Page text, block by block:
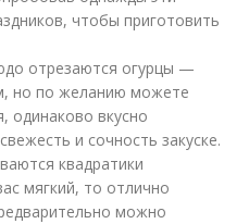
чтобы приготовить
отрезаются огурцы —
но по желанию можете
одинаково вкусно
и сочность закуске.
квадратики
мягкий, то отлично
можно